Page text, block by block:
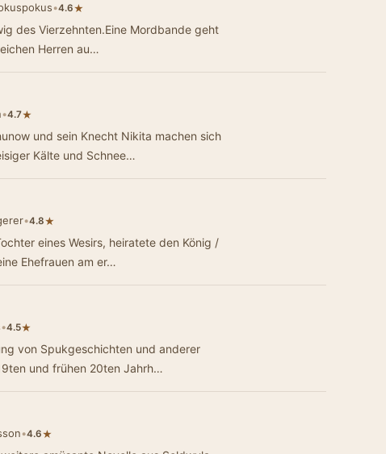
•4.6★
des Vierzehnten.Eine Mordbande geht
Herren au…
•4.7★
und sein Knecht Nikita machen sich
Kälte und Schnee…
•4.8★
eines Wesirs, heiratete den König /
Ehefrauen am er…
•4.5★
von Spukgeschichten und anderer
und frühen 20ten Jahrh…
•4.6★